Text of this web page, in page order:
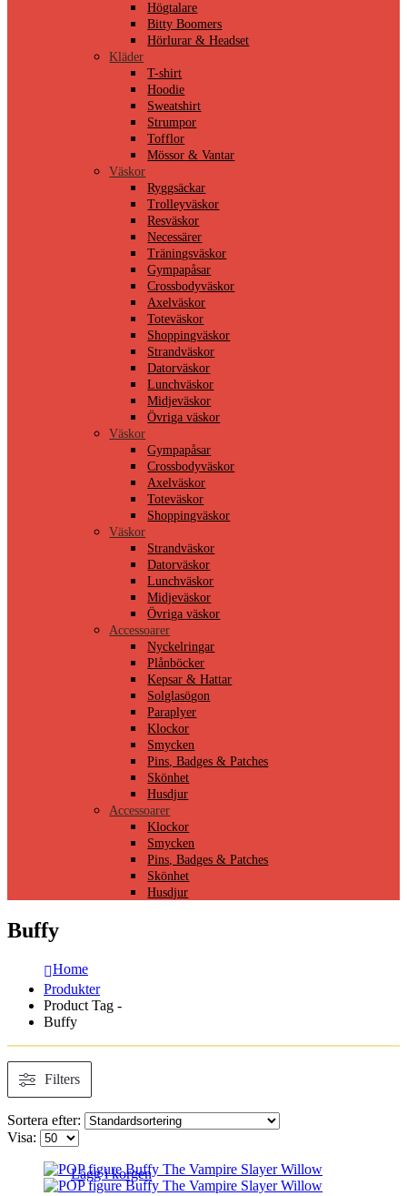
Högtalare
Bitty Boomers
Hörlurar & Headset
Kläder
T-shirt
Hoodie
Sweatshirt
Strumpor
Tofflor
Mössor & Vantar
Väskor
Ryggsäckar
Trolleyväskor
Resväskor
Necessärer
Träningsväskor
Gympapåsar
Crossbodyväskor
Axelväskor
Toteväskor
Shoppingväskor
Strandväskor
Datorväskor
Lunchväskor
Midjeväskor
Övriga väskor
Väskor
Gympapåsar
Crossbodyväskor
Axelväskor
Toteväskor
Shoppingväskor
Väskor
Strandväskor
Datorväskor
Lunchväskor
Midjeväskor
Övriga väskor
Accessoarer
Nyckelringar
Plånböcker
Kepsar & Hattar
Solglasögon
Paraplyer
Klockor
Smycken
Pins, Badges & Patches
Skönhet
Husdjur
Accessoarer
Klockor
Smycken
Pins, Badges & Patches
Skönhet
Husdjur
Buffy
Home
Produkter
Product Tag -
Buffy
Filters
Sortera efter:
Visa:
Lägg i korgen